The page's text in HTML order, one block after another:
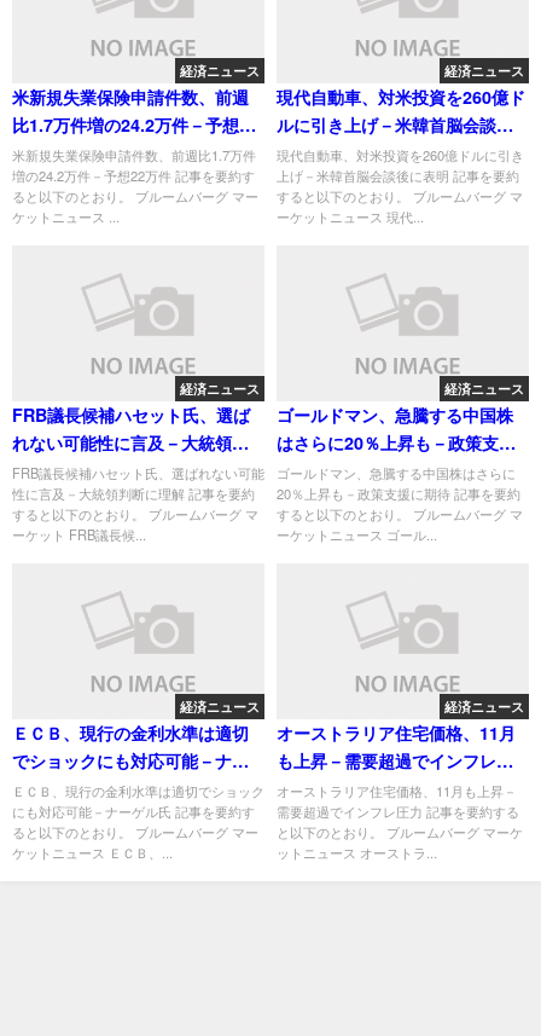
経済ニュース
米新規失業保険申請件数、前週
比1.7万件増の24.2万件－予想22
万件
米新規失業保険申請件数、前週比1.7万件
増の24.2万件－予想22万件 記事を要約す
ると以下のとおり。 ブルームバーグ マー
ケットニュース ...
経済ニュース
現代自動車、対米投資を260億ド
ルに引き上げ－米韓首脳会談後
に表明
現代自動車、対米投資を260億ドルに引き
上げ－米韓首脳会談後に表明 記事を要約
すると以下のとおり。 ブルームバーグ マ
ーケットニュース 現代...
経済ニュース
FRB議長候補ハセット氏、選ば
れない可能性に言及－大統領判
断に理解
FRB議長候補ハセット氏、選ばれない可能
性に言及－大統領判断に理解 記事を要約
すると以下のとおり。 ブルームバーグ マ
ーケット FRB議長候...
経済ニュース
ゴールドマン、急騰する中国株
はさらに20％上昇も－政策支援
に期待
ゴールドマン、急騰する中国株はさらに
20％上昇も－政策支援に期待 記事を要約
すると以下のとおり。 ブルームバーグ マ
ーケットニュース ゴール...
経済ニュース
ＥＣＢ、現行の金利水準は適切
でショックにも対応可能－ナー
ゲル氏
ＥＣＢ、現行の金利水準は適切でショック
にも対応可能－ナーゲル氏 記事を要約す
ると以下のとおり。 ブルームバーグ マー
ケットニュース ＥＣＢ、...
経済ニュース
オーストラリア住宅価格、11月
も上昇－需要超過でインフレ圧
力
オーストラリア住宅価格、11月も上昇－
需要超過でインフレ圧力 記事を要約する
と以下のとおり。 ブルームバーグ マーケ
ットニュース オーストラ...